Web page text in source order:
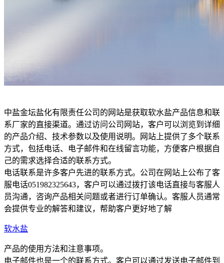
中盐金坛盐化有限责任公司的网站是获取软水盐产品信息和联
系厂家的直接渠道。通过访问公司网站，客户可以浏览到详细
的产品介绍、技术参数以及使用说明。网站上提供了多个联系
方式，包括电话、电子邮件和在线留言功能，方便客户根据自
己的需求选择合适的联系方式。
电话联系是许多客户先进的联系方式。公司在网站上公布了客
服电话051982325643，客户可以通过拨打该电话直接与客服人
员沟通，咨询产品相关问题或者进行订单确认。客服人员通常
会提供专业的解答和建议，帮助客户更好地了解
软水盐
产品的使用方法和注意事项。
电子邮件也是一个的联系方式。客户可以通过发送电子邮件到